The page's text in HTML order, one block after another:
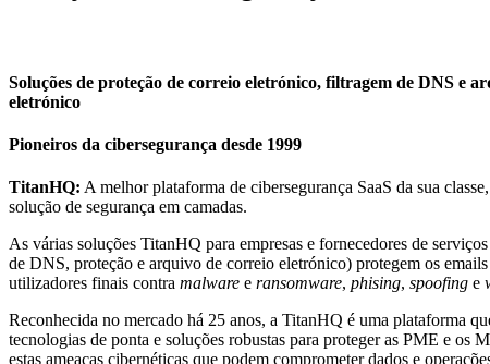
Soluções de proteção de correio eletrónico, filtragem de DNS e
eletrónico
Pioneiros da cibersegurança desde 1999
TitanHQ: A melhor plataforma de cibersegurança SaaS da sua
solução de segurança em camadas.
As várias soluções TitanHQ para empresas e fornecedores de
de DNS, proteção e arquivo de correio eletrónico) protegem os emails
utilizadores finais contra malware e ransomware, phising, spoofing e
Reconhecida no mercado há 25 anos, a TitanHQ é uma plataforma
tecnologias de ponta e soluções robustas para proteger as PME e os
estas ameaças cibernéticas que podem comprometer dados e